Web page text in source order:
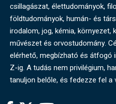
csillagászat, élettudományok,
földtudományok, humán- és
irodalom, jog, kémia, környezet,
művészet és orvostudomány.
elérhető, megbízható és
Z-ig. A tudás nem privilégium,
tanuljon belőle, és fedezze fel a